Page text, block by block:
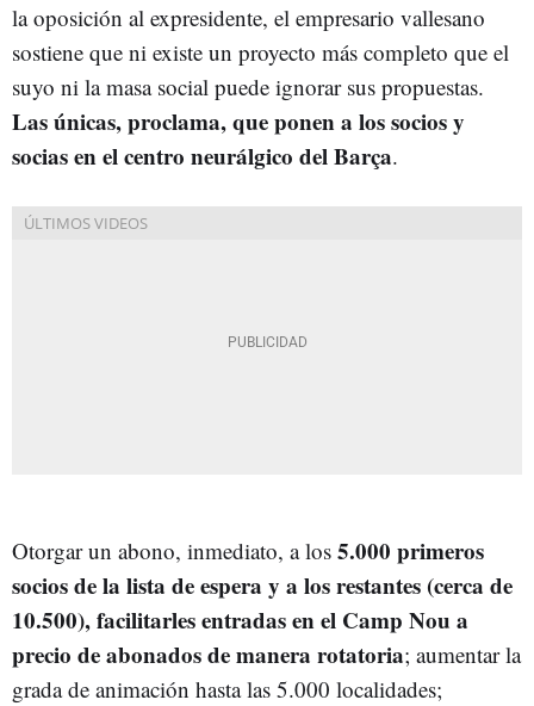
la oposición al expresidente, el empresario vallesano
sostiene que ni existe un proyecto más completo que el
suyo ni la masa social puede ignorar sus propuestas.
Las únicas, proclama, que ponen a los socios y
socias en el centro neurálgico del Barça.
Otorgar un abono, inmediato, a los 5.000 primeros
socios de la lista de espera y a los restantes (cerca de
10.500), facilitarles entradas en el Camp Nou a
precio de abonados de manera rotatoria; aumentar la
grada de animación hasta las 5.000 localidades;